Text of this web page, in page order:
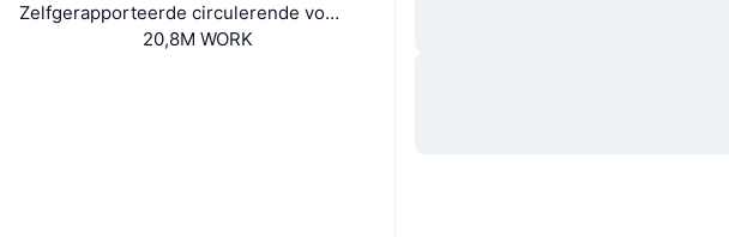
Zelfgerapporteerde circulerende voorraad
20,8M WORK